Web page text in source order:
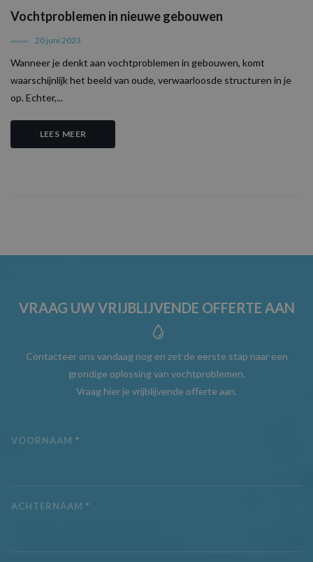
Vochtproblemen in nieuwe gebouwen
20 juni 2023
Wanneer je denkt aan vochtproblemen in gebouwen, komt
waarschijnlijk het beeld van oude, verwaarloosde structuren in je
op. Echter,...
LEES MEER
VRAAG UW VRIJBLIJVENDE OFFERTE AAN
Contacteer ons vandaag nog en zet de eerste stap naar een
grondige oplossing van vochtproblemen.
Vraag hier je vrijblijvende offerte aan.
VOORNAAM *
ACHTERNAAM *